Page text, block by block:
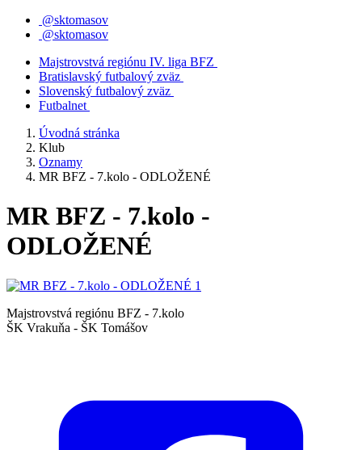
@sktomasov
@sktomasov
Majstrovstvá regiónu IV. liga BFZ
Bratislavský futbalový zväz
Slovenský futbalový zväz
Futbalnet
Úvodná stránka
Klub
Oznamy
MR BFZ - 7.kolo - ODLOŽENÉ
MR BFZ - 7.kolo -
ODLOŽENÉ
Majstrovstvá regiónu BFZ - 7.kolo
ŠK Vrakuňa - ŠK Tomášov